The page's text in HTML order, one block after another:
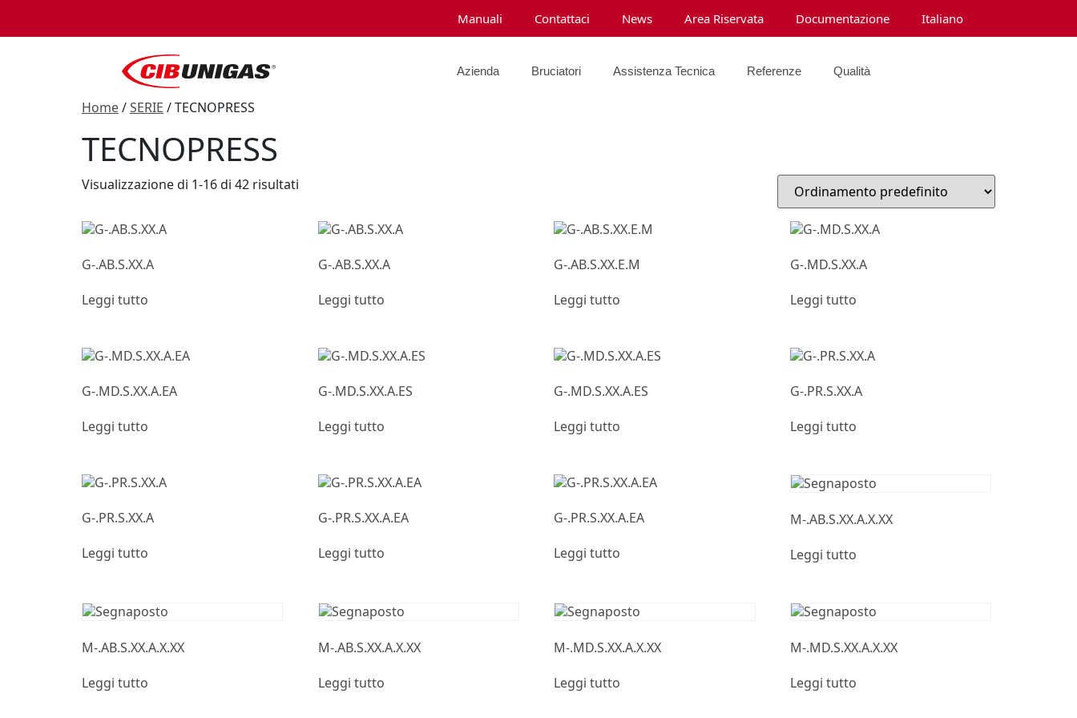
Manuali Contattaci News Area Riservata Documentazione Italiano
Azienda Bruciatori Assistenza Tecnica Referenze Qualità
Home/SERIE / TECNOPRESS
TECNOPRESS
Visualizzazione di 1-16 di 42 risultati
G-.AB.S.XX.A
Leggi tutto
G-.AB.S.XX.A
Leggi tutto
G-.AB.S.XX.E.M
Leggi tutto
G-.MD.S.XX.A
Leggi tutto
G-.MD.S.XX.A.EA
Leggi tutto
G-.MD.S.XX.A.ES
Leggi tutto
G-.MD.S.XX.A.ES
Leggi tutto
G-.PR.S.XX.A
Leggi tutto
G-.PR.S.XX.A
Leggi tutto
G-.PR.S.XX.A.EA
Leggi tutto
G-.PR.S.XX.A.EA
Leggi tutto
M-.AB.S.XX.A.X.XX
Leggi tutto
M-.AB.S.XX.A.X.XX
Leggi tutto
M-.AB.S.XX.A.X.XX
Leggi tutto
M-.MD.S.XX.A.X.XX
Leggi tutto
M-.MD.S.XX.A.X.XX
Leggi tutto